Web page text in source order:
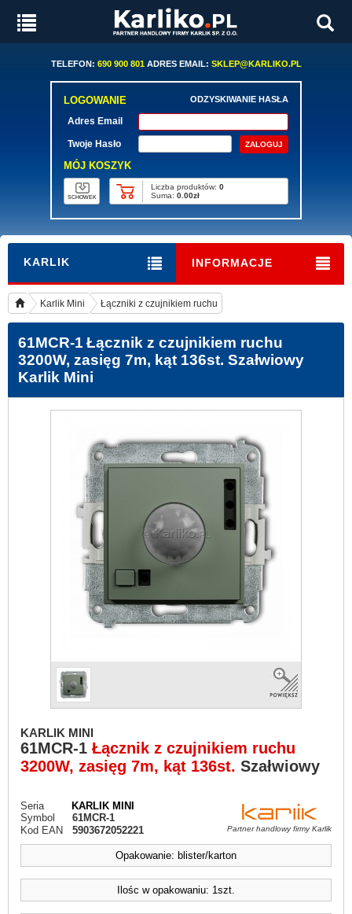
TELEFON: 690 900 801ADRES EMAIL: SKLEP@KARLIKO.PL
LOGOWANIE ODZYSKIWANIE HASŁA
Adres Email
Twoje Hasło
MÓJ KOSZYK
SCHOWEK
Liczba produktów: 0
Suma: 0.00zł
KARLIK INFORMACJE
Karlik Mini Łączniki z czujnikiem ruchu
61MCR-1 Łącznik z czujnikiem ruchu
3200W, zasięg 7m, kąt 136st. Szałwiowy
Karlik Mini
KARLIK MINI
61MCR-1 Łącznik z czujnikiem ruchu
3200W, zasięg 7m, kąt 136st. Szałwiowy
Seria
KARLIK MINI
Symbol
61MCR-1
Kod EAN
5903672052221 Partner handlowy firmy Karlik
Opakowanie: blister/karton
Ilośc w opakowaniu: 1szt.